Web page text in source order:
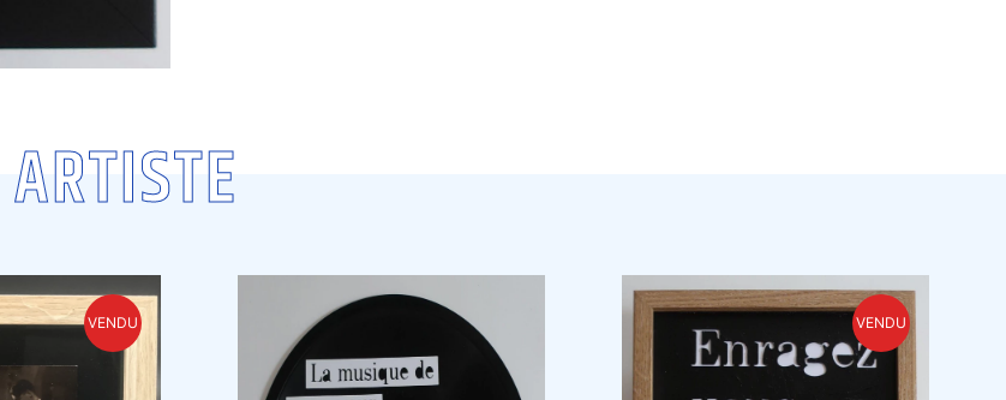
VENDU VENDU